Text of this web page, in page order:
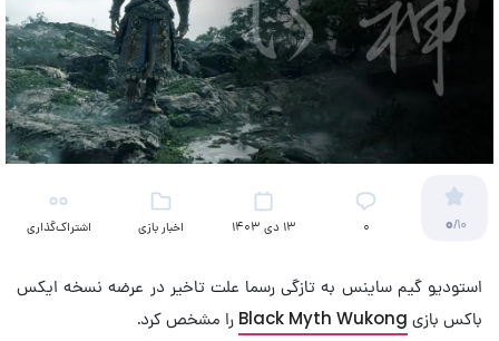
0/10 ۰ 13 دی 1403 اخبار بازی اشتراک‌گذاری
استودیو گیم ساینس به تازگی رسما علت تاخیر در عرضه نسخه ایکس
باکس بازی Black Myth Wukong را مشخص کرد.